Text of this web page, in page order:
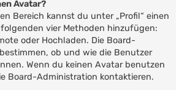
Avatar?
Bereich kannst du unter „Profil“ einen
vier Methoden hinzufügen:
oder Hochladen. Die Board-
ob und wie die Benutzer
Wenn du keinen Avatar benutzen
Board-Administration kontaktieren.